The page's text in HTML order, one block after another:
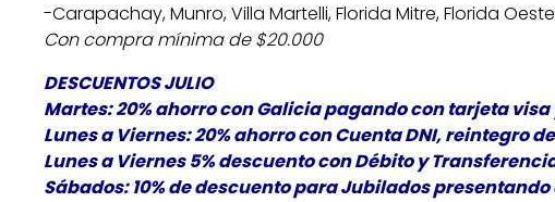
-Carapachay, Munro, Villa Martelli, Florida Mitre, Florida
Con compra mínima de $20.000
DESCUENTOS JULIO
Martes: 20% ahorro con Galicia pagando con tarjeta
Lunes a Viernes: 20% ahorro con Cuenta DNI, reintegro
Lunes a Viernes 5% descuento con Débito y
Sábados: 10% de descuento para Jubilados